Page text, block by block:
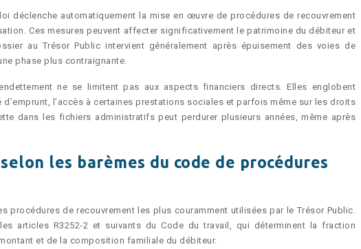
déclenche automatiquement la mise en œuvre de procédures de recouvrement
Ces mesures peuvent affecter significativement le patrimoine du débiteur et
au Trésor Public intervient généralement après épuisement des voies de
phase plus contraignante.
ne se limitent pas aux aspects financiers directs. Elles englobent
l’accès à certaines prestations sociales et parfois même sur les droits
dans les fichiers administratifs peut perdurer plusieurs années, même après
les barèmes du code de procédures
procédures de recouvrement les plus couramment utilisées par le Trésor Public.
articles R3252-2 et suivants du Code du travail, qui déterminent la fraction
et de la composition familiale du débiteur.